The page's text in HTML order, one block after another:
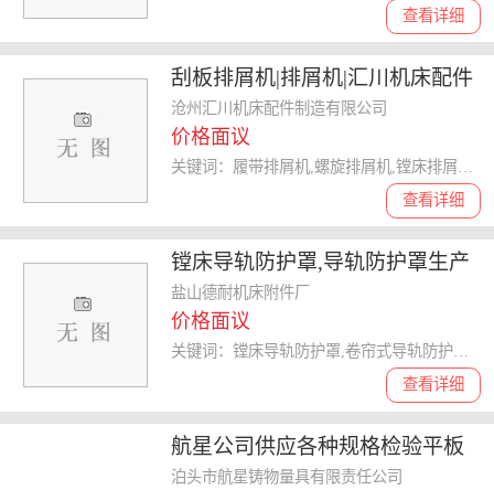
查看详细
刮板排屑机|排屑机|汇川机床配件
沧州汇川机床配件制造有限公司
价格面议
查看详细
镗床导轨防护罩,导轨防护罩生产
厂家 已认证 ,导轨防护罩
盐山德耐机床附件厂
价格面议
查看详细
航星公司供应各种规格检验平板
铸铁平板厂家直销
泊头市航星铸物量具有限责任公司